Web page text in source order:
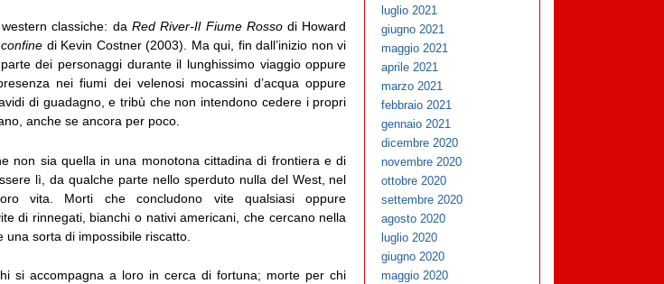
western classiche: daRed River-Il Fiume Rossodi Howard
di Kevin Costner (2003). Ma qui, fin dall’inizio non vi
dei personaggi durante il lunghissimo viaggio oppure
nei fiumi dei velenosi mocassini d’acqua oppure
di guadagno, e tribù che non intendono cedere i propri
anche se ancora per poco.
non sia quella in una monotona cittadina di frontiera e di
lì, da qualche parte nello sperduto nulla del West, nel
vita. Morti che concludono vite qualsiasi oppure
di rinnegati, bianchi o nativi americani, che cercano nella
una sorta di impossibile riscatto.
si accompagna a loro in cerca di fortuna; morte per chi
luglio 2021
giugno 2021
maggio 2021
aprile 2021
marzo 2021
febbraio 2021
gennaio 2021
dicembre 2020
novembre 2020
ottobre 2020
settembre 2020
agosto 2020
luglio 2020
giugno 2020
maggio 2020